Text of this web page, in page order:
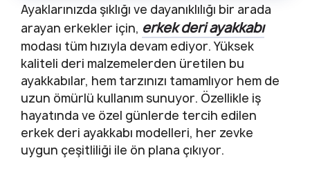
Ayaklarınızda şıklığı ve dayanıklılığı bir arada
arayan erkekler için, erkek deri ayakkabı
modası tüm hızıyla devam ediyor. Yüksek
kaliteli deri malzemelerden üretilen bu
ayakkabılar, hem tarzınızı tamamlıyor hem de
uzun ömürlü kullanım sunuyor. Özellikle iş
hayatında ve özel günlerde tercih edilen
erkek deri ayakkabı modelleri, her zevke
uygun çeşitliliği ile ön plana çıkıyor.